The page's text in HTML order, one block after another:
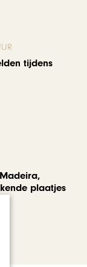
tijdens
plaatjes